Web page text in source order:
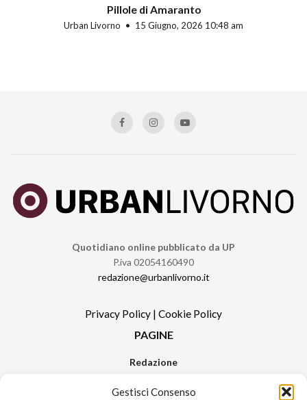
Gestisci Consenso
Pillole di Amaranto
Urban Livorno 15 Giugno, 2026 10:48 am
Quotidiano online pubblicato da UP
P.iva 02054160490
redazione@urbanlivorno.it
Privacy Policy | Cookie Policy
PAGINE
Redazione